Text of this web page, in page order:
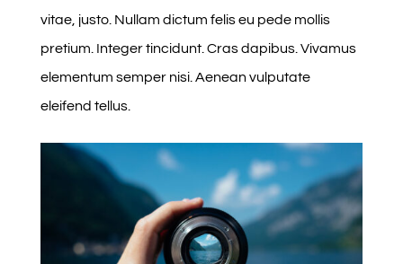
vitae, justo. Nullam dictum felis eu pede mollis
pretium. Integer tincidunt. Cras dapibus. Vivamus
elementum semper nisi. Aenean vulputate
eleifend tellus.